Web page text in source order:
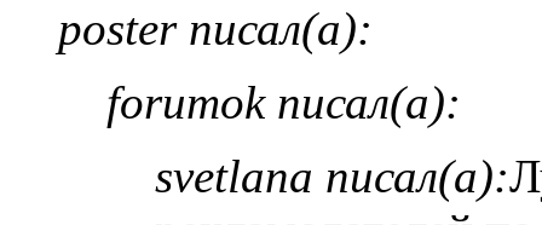
poster писал(а):
forumok писал(а):
svetlana писал(а):